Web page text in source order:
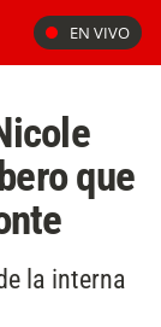
EN VIVO
que
la interna